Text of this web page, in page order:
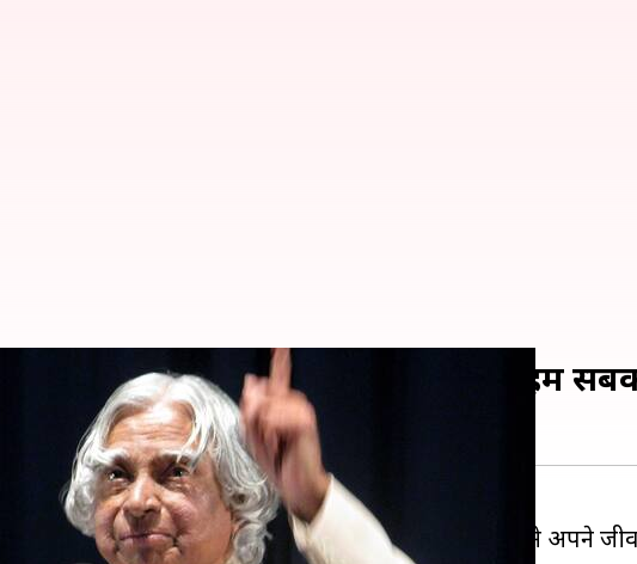
जीवन से सीखने को मिल सकते हैं ये 5 अहम
कलामको 'मिसाइल मैन' के नाम से भी जाना जाता है। उन्होंने अपने